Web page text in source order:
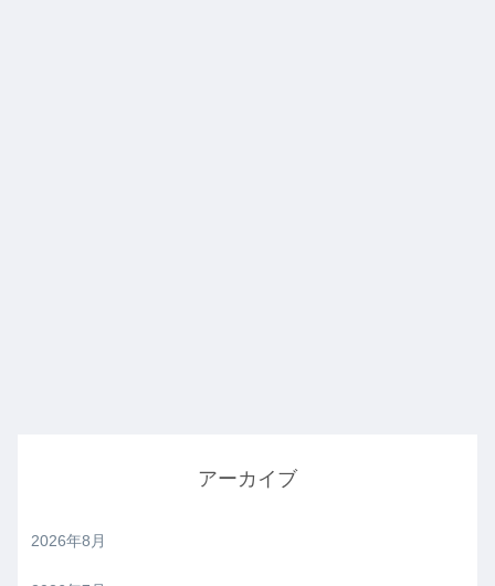
アーカイブ
2026年8月